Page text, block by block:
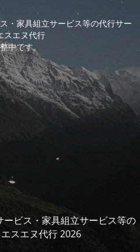
・家具組立サービス等の代行サー
スエヌ代行
中です。
ビス・家具組立サービス等の
スエヌ代行 2026